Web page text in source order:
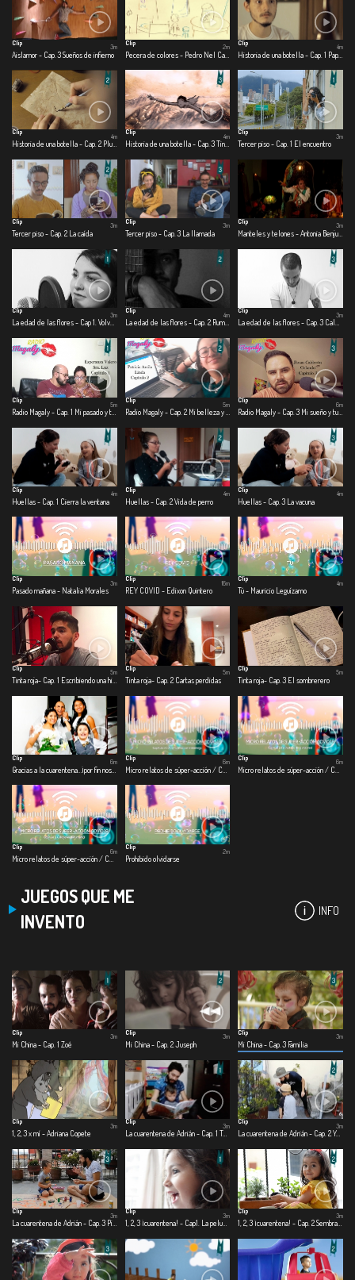
Clip
Aislamor - Cap. 3 Sueños de infierno
3m
Clip
Pecera de colores - Pedro Nel Cabrera
2m
Clip
4m
Clip
4m
Clip
Historia de una botella - Cap. 3 Tinta
4m
Clip
Tercer piso - Cap. 1 El encuentro
3m
Clip
Tercer piso - Cap. 2 La caída
3m
Clip
Tercer piso - Cap. 3 La llamada
3m
Clip
3m
Clip
La edad de las flores - Cap 1. Volver a creer
3m
Clip
La edad de las flores - Cap. 2 Rumbo
4m
Clip
La edad de las flores - Cap. 3 Calma
3m
Clip
5m
Clip
5m
Clip
6m
Clip
Huellas - Cap. 1 Cierra la ventana
4m
Clip
Huellas - Cap. 2 Vida de perro
4m
Clip
Huellas - Cap. 3 La vacuna
4m
Clip
Pasado mañana - Natalia Morales
3m
Clip
REY COVID - Edixon Quintero
16m
Clip
Tú - Mauricio Leguízamo
4m
Clip
5m
Clip
Tinta roja- Cap. 2 Cartas perdidas
5m
Clip
Tinta roja- Cap. 3 El sombrerero
5m
Clip
6m
Clip
Micro relatos de súper-acción / COVID – 19 - Cap 1. Covid-viendo con el enemigo
6m
Clip
6m
Clip
6m
Clip
Prohibido olvidarse
2m
JUEGOS QUE ME
INVENTO
INFO
Clip
Mi China - Cap. 1 Zoé
3m
Clip
Mi China - Cap. 2 Juseph
3m
Clip
Mi China - Cap. 3 Familia
3m
Clip
1, 2, 3 x mí - Adriana Copete
3m
Clip
La cuarentena de Adrián - Cap. 1 Te cuido, me cuido
3m
Clip
La cuarentena de Adrián - Cap. 2 Yo quiero ser
3m
Clip
3m
Clip
1, 2, 3 ¡cuarentena! - Cap1. La peluquería
3m
Clip
3m